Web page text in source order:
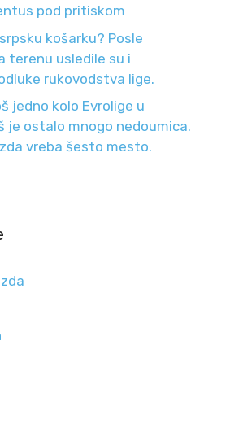
pod pritiskom
košarku? Posle
terenu usledile su i
rukovodstva lige.
jedno kolo Evrolige u
je ostalo mnogo nedoumica.
vreba šesto mesto.